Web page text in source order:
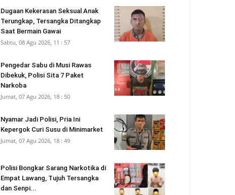
Dugaan Kekerasan Seksual Anak
Terungkap, Tersangka Ditangkap
Saat Bermain Gawai
Sabtu, 08 Agu 2026, 11 : 57
Pengedar Sabu di Musi Rawas
Dibekuk, Polisi Sita 7 Paket
Narkoba
Jumat, 07 Agu 2026, 18 : 50
Nyamar Jadi Polisi, Pria Ini
Kepergok Curi Susu di Minimarket
Jumat, 07 Agu 2026, 18 : 49
Polisi Bongkar Sarang Narkotika di
Empat Lawang, Tujuh Tersangka
dan Senpi...